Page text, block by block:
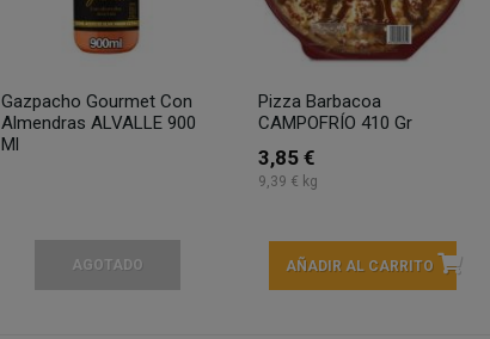
Gazpacho Gourmet Con
Almendras ALVALLE 900
Ml
AGOTADO
Pizza Barbacoa
CAMPOFRÍO 410 Gr
3,85 €
9,39 € kg
AÑADIR AL CARRITO